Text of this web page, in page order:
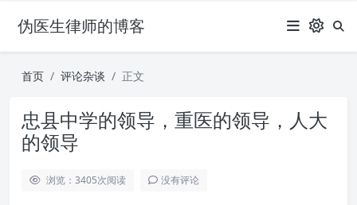
伪医生律师的博客
首页 评论杂谈 正文
忠县中学的领导，重医的领导，人大
的领导
浏览：3405次阅读 没有评论